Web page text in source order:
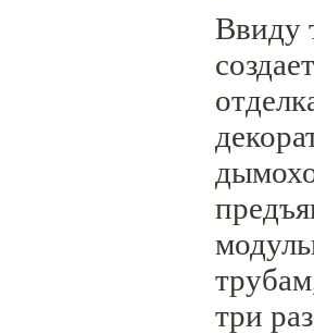
Ввиду
три